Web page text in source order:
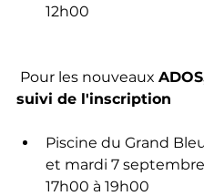
12h00
Pour les nouveaux
suivi de l'inscription
Piscine du Grand
et mardi 7
17h00 à 19h00